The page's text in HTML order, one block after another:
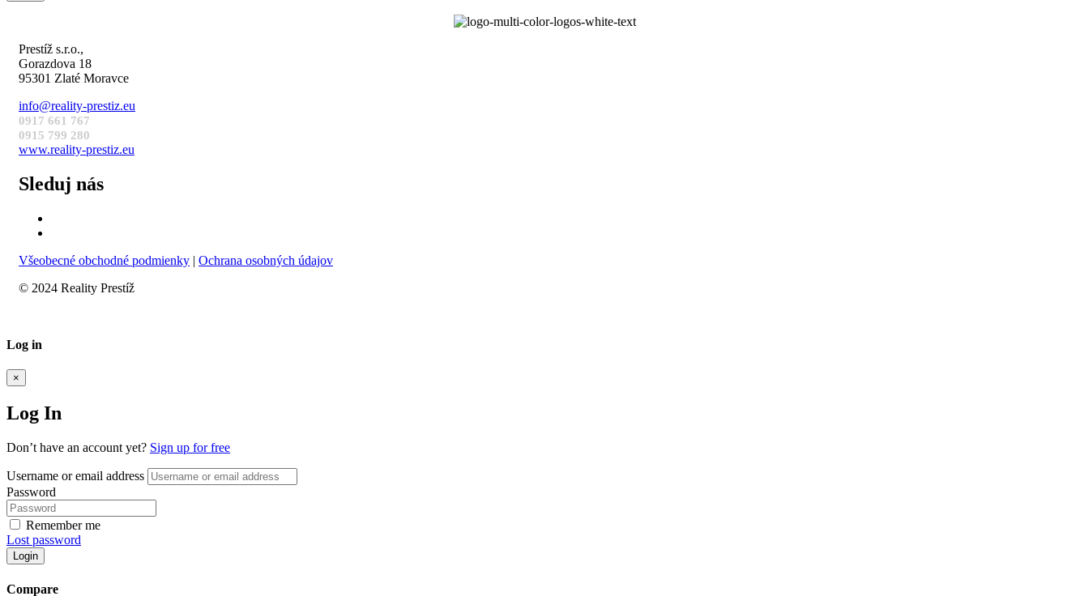
Prestíž s.r.o.,
Gorazdova 18
95301 Zlaté Moravce
info@reality-prestiz.eu
0917 661 767
0915 799 280
www.reality-prestiz.eu
Sleduj nás
Všeobecné obchodné podmienky | Ochrana osobných údajov
© 2024 Reality Prestíž
Log in
×
Log In
Don’t have an account yet? Sign up for free
Username or email address
Password
Remember me
Lost password
Login
Compare